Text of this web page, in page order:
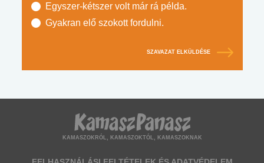
Egyszer-kétszer volt már rá példa.
Gyakran elő szokott fordulni.
SZAVAZAT ELKÜLDÉSE
KAMASZOKRÓL, KAMASZOKTÓL, KAMASZOKNAK